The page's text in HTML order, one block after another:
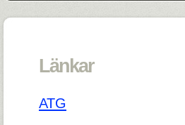
Länkar
ATG